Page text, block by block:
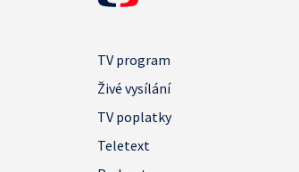
TV program
Živé vysílání
TV poplatky
Teletext